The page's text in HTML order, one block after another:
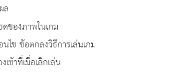
ล
ของภาพในเกม
นไข ข้อตกลงวิธีการเล่นเกม
ข้าที่เมื่อเลิกเล่น